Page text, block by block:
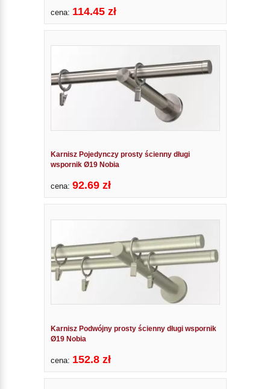
cena: 114.45 zł
Karnisz Pojedynczy prosty ścienny długi
wspornik Ø19 Nobia
cena: 92.69 zł
Karnisz Podwójny prosty ścienny długi wspornik
Ø19 Nobia
cena: 152.8 zł